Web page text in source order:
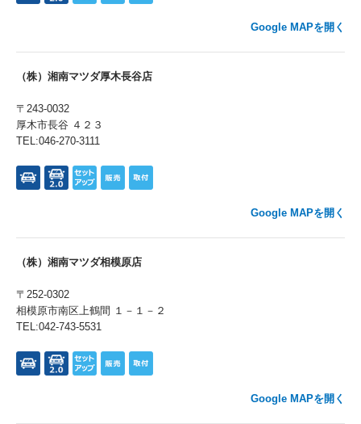
Google MAPを開く
（株）湘南マツダ厚木長谷店
〒243-0032
厚木市長谷 ４２３
TEL:046-270-3111
Google MAPを開く
（株）湘南マツダ相模原店
〒252-0302
相模原市南区上鶴間 １－１－２
TEL:042-743-5531
Google MAPを開く